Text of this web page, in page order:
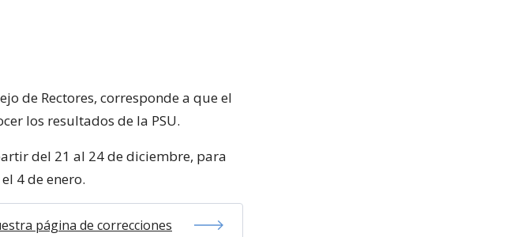
de Rectores, corresponde a que el
los resultados de la PSU.
del 21 al 24 de diciembre, para
4 de enero.
página de correcciones